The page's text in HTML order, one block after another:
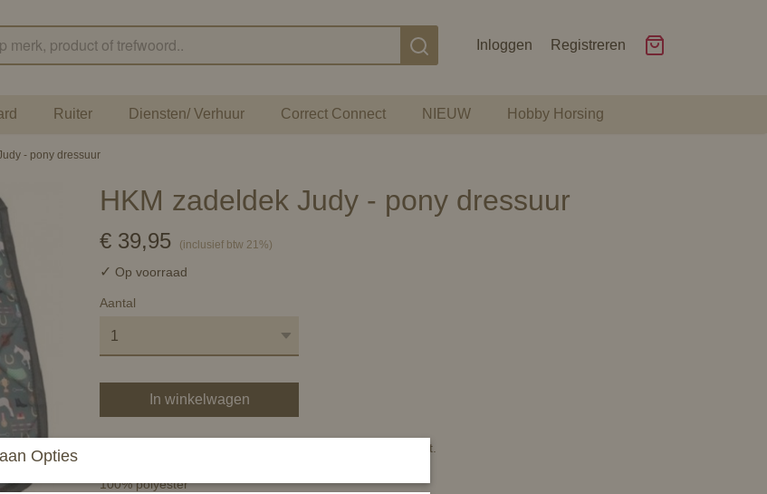
Inloggen Registreren
Ruiter Diensten/ Verhuur Correct Connect NIEUW Hobby Horsing
- pony dressuur
HKM zadeldek Judy - pony dressuur
€ 39,95 (inclusief btw 21%)
✓ Op voorraad
Aantal
In winkelwagen
Anatomisch zadeldek voor pony & shetland in vrolijke print.
100% polyester
Opties